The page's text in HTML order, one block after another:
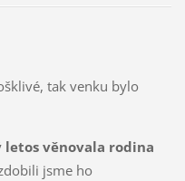
tak venku bylo
věnovala rodina
jsme ho